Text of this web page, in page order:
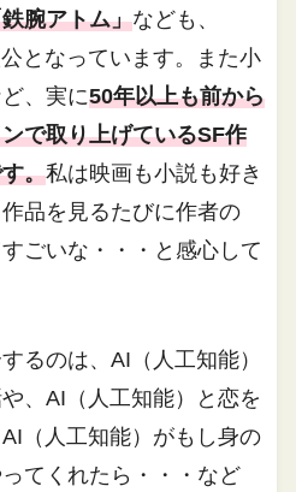
腕アトム」なども、
となっています。また小
、実に50年以上も前から
で取り上げているSF作
。私は映画も小説も好き
品を見るたびに作者の
ごいな・・・と感心して
るのは、AI（人工知能）
、AI（人工知能）と恋を
（人工知能）がもし身の
てくれたら・・・など